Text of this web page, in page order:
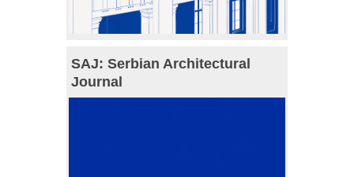
SAJ: Serbian Architectural
Journal